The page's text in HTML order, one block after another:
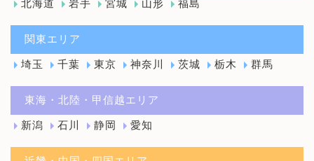
北海道 岩手 宮城 山形 福島
関東エリア
埼玉 千葉 東京 神奈川 茨城 栃木 群馬
東海・北陸・甲信越エリア
新潟 石川 静岡 愛知